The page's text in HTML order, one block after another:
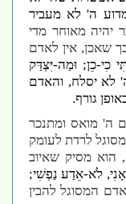
ה' לא מעביר
מאוחר מדי
אין לאדם
כֵן; וּמַה-יִּצְדַּק
יסלח, והאדם
גורף.
מואס ומתנכר
לרדת לעומק
מסיק שאיוב
לֹא-אֵדַע נַפְשִׁי;
המסוגל להבין